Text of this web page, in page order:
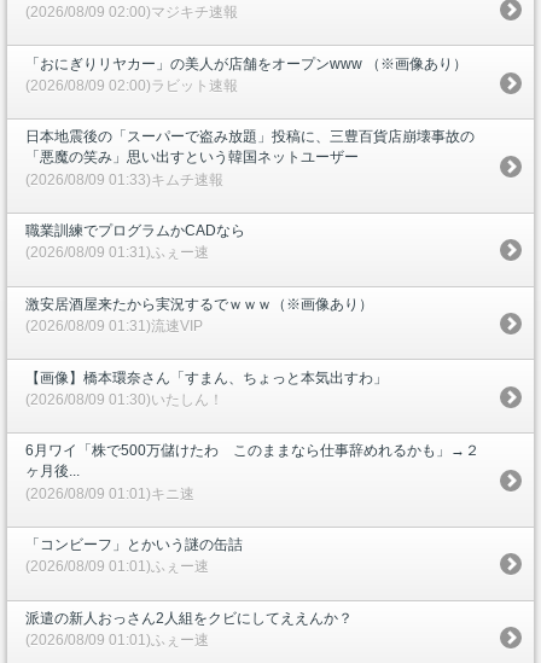
(2026/08/09 02:00)マジキチ速報
「おにぎりリヤカー」の美人が店舗をオープンwww （※画像あり）
(2026/08/09 02:00)ラビット速報
日本地震後の「スーパーで盗み放題」投稿に、三豊百貨店崩壊事故の
「悪魔の笑み」思い出すという韓国ネットユーザー
(2026/08/09 01:33)キムチ速報
職業訓練でプログラムかCADなら
(2026/08/09 01:31)ふぇー速
激安居酒屋来たから実況するでｗｗｗ（※画像あり）
(2026/08/09 01:31)流速VIP
【画像】橋本環奈さん「すまん、ちょっと本気出すわ」
(2026/08/09 01:30)いたしん！
6月ワイ「株で500万儲けたわ このままなら仕事辞めれるかも」→２
ヶ月後...
(2026/08/09 01:01)キニ速
「コンビーフ」とかいう謎の缶詰
(2026/08/09 01:01)ふぇー速
派遣の新人おっさん2人組をクビにしてええんか？
(2026/08/09 01:01)ふぇー速